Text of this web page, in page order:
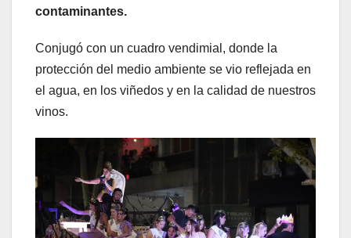
contaminantes.
Conjugó con un cuadro vendimial, donde la
protección del medio ambiente se vio reflejada en
el agua, en los viñedos y en la calidad de nuestros
vinos.